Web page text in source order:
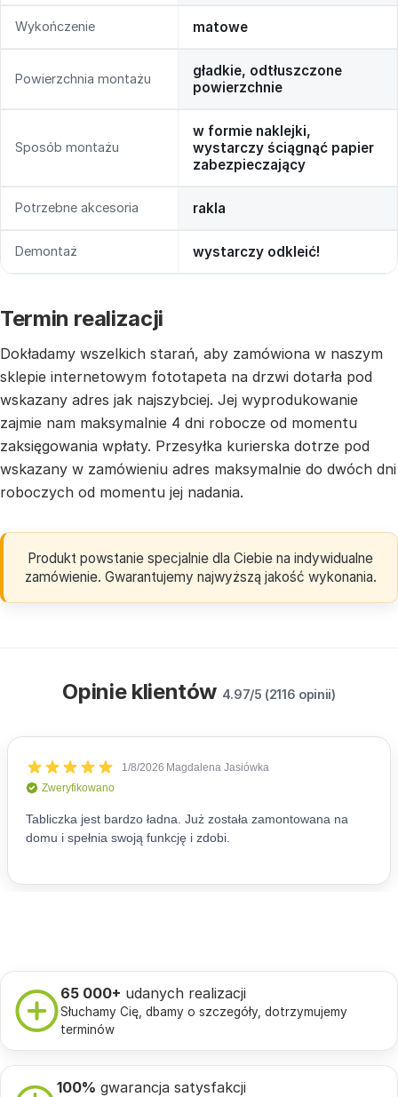
Wykończenie matowe
Powierzchnia montażu
gładkie, odtłuszczone
powierzchnie
Sposób montażu
w formie naklejki,
wystarczy ściągnąć papier
zabezpieczający
Potrzebne akcesoria rakla
Demontaż wystarczy odkleić!
Termin realizacji
Dokładamy wszelkich starań, aby zamówiona w naszym
sklepie internetowym fototapeta na drzwi dotarła pod
wskazany adres jak najszybciej. Jej wyprodukowanie
zajmie nam maksymalnie 4 dni robocze od momentu
zaksięgowania wpłaty. Przesyłka kurierska dotrze pod
wskazany w zamówieniu adres maksymalnie do dwóch dni
roboczych od momentu jej nadania.
Produkt powstanie specjalnie dla Ciebie na indywidualne
zamówienie. Gwarantujemy najwyższą jakość wykonania.
Opinie klientów 4.97/5 (2116 opinii)
65 000+ udanych realizacji
Słuchamy Cię, dbamy o szczegóły, dotrzymujemy
terminów
100% gwarancja satysfakcji